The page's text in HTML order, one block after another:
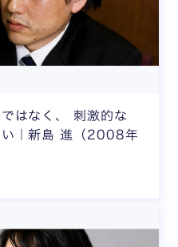
はなく、 刺激的な
い｜新島 進（2008年